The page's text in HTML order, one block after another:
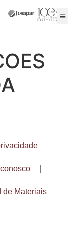
de Materiais